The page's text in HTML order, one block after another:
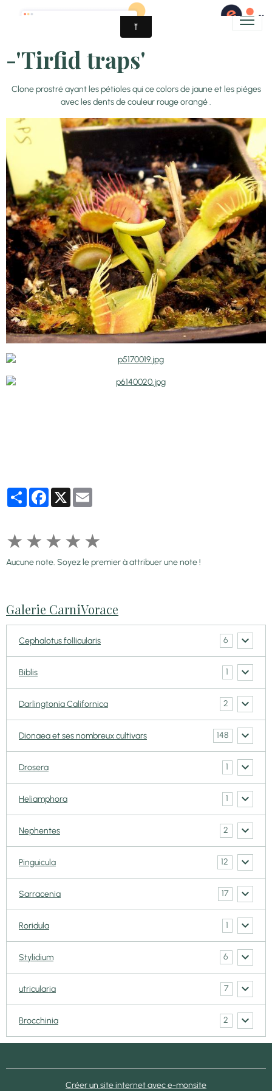
-'Tirfid traps'
Clone prostré ayant les pétioles qui ce colors de jaune et les piéges
avec les dents de couleur rouge orangé .
PartagerFacebook
X
★ ★ ★ ★ ★
Aucune note. Soyez le premier à attribuer une note !
Galerie CarniVorace
Cephalotus follicularis 6
Biblis 1
Darlingtonia Californica 2
Dionaea et ses nombreux cultivars 148
Drosera 1
Heliamphora 1
Nephentes 2
Pinguicula 12
Sarracenia 17
Roridula 1
Stylidium 6
utricularia 7
Brocchinia 2
Créer un site internet avec e-monsite